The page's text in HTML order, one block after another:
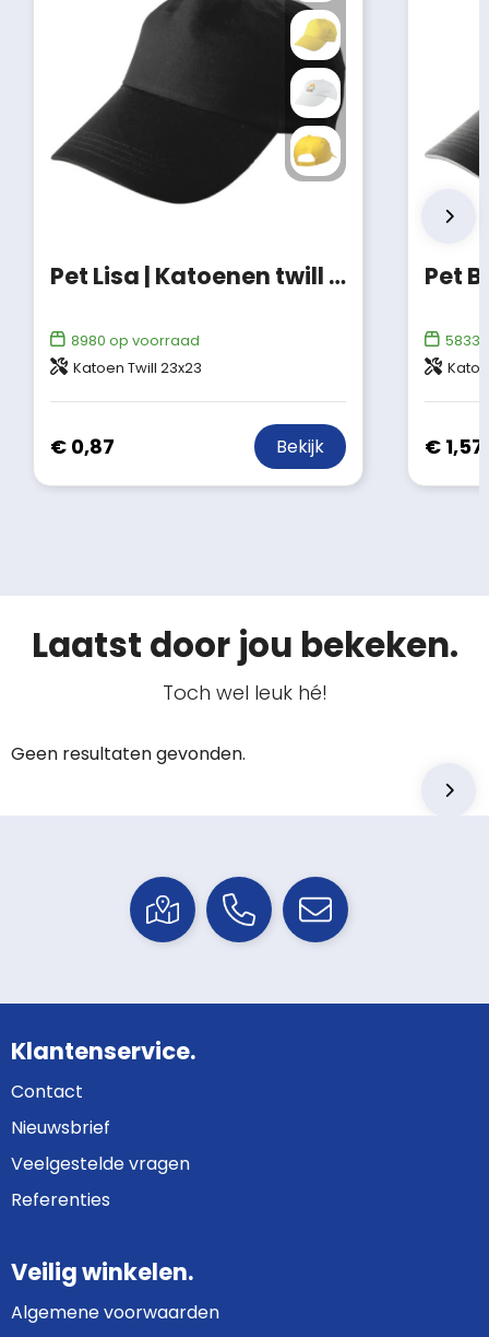
Pet Lisa | Katoenen twill | 5 panels
8980 op voorraad
Katoen Twill 23x23
€ 0,87 Bekijk
Pet
58335
€ 1,57
Laatst door jou bekeken.
Toch wel leuk hé!
Geen resultaten gevonden.
Klantenservice.
Contact
Nieuwsbrief
Veelgestelde vragen
Referenties
Veilig winkelen.
Algemene voorwaarden